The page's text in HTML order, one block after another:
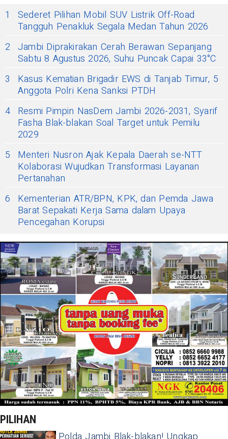
1
Sederet Pilihan Mobil SUV Listrik Off-Road
Tangguh Penakluk Segala Medan Tahun 2026
2 Jambi Diprakirakan Cerah Berawan Sepanjang
Sabtu 8 Agustus 2026, Suhu Puncak Capai 33°C
3
Kasus Kematian Brigadir EWS di Tanjab Timur, 5
Anggota Polri Kena Sanksi PTDH
4 Resmi Pimpin NasDem Jambi 2026-2031, Syarif
Fasha Blak-blakan Soal Target untuk Pemilu
2029
5
Menteri Nusron Ajak Kepala Daerah se-NTT
Kolaborasi Wujudkan Transformasi Layanan
Pertanahan
6
Kementerian ATR/BPN, KPK, dan Pemda Jawa
Barat Sepakati Kerja Sama dalam Upaya
Pencegahan Korupsi
PILIHAN